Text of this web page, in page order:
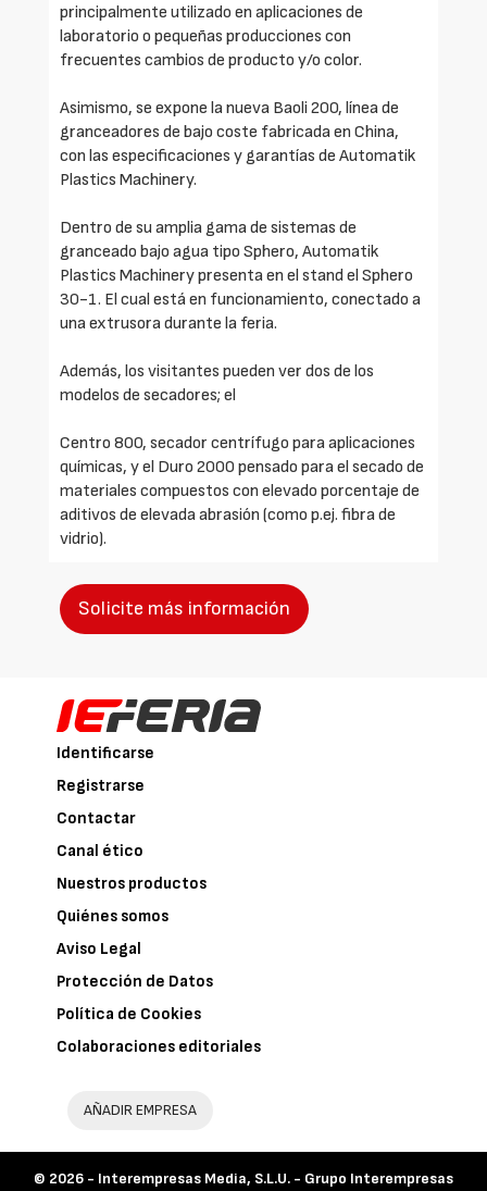
principalmente utilizado en aplicaciones de
laboratorio o pequeñas producciones con
frecuentes cambios de producto y/o color.
Asimismo, se expone la nueva Baoli 200, línea de
granceadores de bajo coste fabricada en China,
con las especificaciones y garantías de Automatik
Plastics Machinery.
Dentro de su amplia gama de sistemas de
granceado bajo agua tipo Sphero, Automatik
Plastics Machinery presenta en el stand el Sphero
30-1. El cual está en funcionamiento, conectado a
una extrusora durante la feria.
Además, los visitantes pueden ver dos de los
modelos de secadores; el
Centro 800, secador centrífugo para aplicaciones
químicas, y el Duro 2000 pensado para el secado de
materiales compuestos con elevado porcentaje de
aditivos de elevada abrasión (como p.ej. fibra de
vidrio).
Solicite más información
Identificarse
Registrarse
Contactar
Canal ético
Nuestros productos
Quiénes somos
Aviso Legal
Protección de Datos
Política de Cookies
Colaboraciones editoriales
AÑADIR EMPRESA
© 2026 - Interempresas Media, S.L.U. - Grupo Interempresas